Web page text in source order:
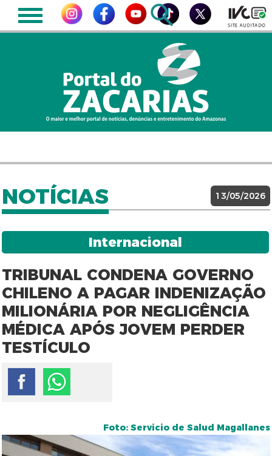
NOTÍCIAS 13/05/2026
Internacional
TRIBUNAL CONDENA GOVERNO
CHILENO A PAGAR INDENIZAÇÃO
MILIONÁRIA POR NEGLIGÊNCIA
MÉDICA APÓS JOVEM PERDER
TESTÍCULO
Foto: Servicio de Salud Magallanes